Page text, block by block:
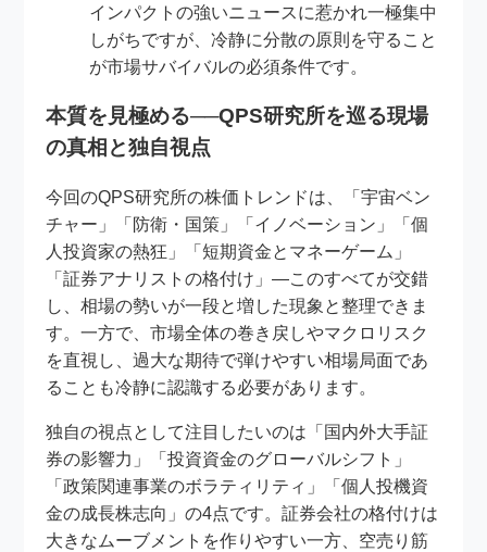
インパクトの強いニュースに惹かれ一極集中
しがちですが、冷静に分散の原則を守ること
が市場サバイバルの必須条件です。
本質を見極める──QPS研究所を巡る現場
の真相と独自視点
今回のQPS研究所の株価トレンドは、「宇宙ベン
チャー」「防衛・国策」「イノベーション」「個
人投資家の熱狂」「短期資金とマネーゲーム」
「証券アナリストの格付け」—このすべてが交錯
し、相場の勢いが一段と増した現象と整理できま
す。一方で、市場全体の巻き戻しやマクロリスク
を直視し、過大な期待で弾けやすい相場局面であ
ることも冷静に認識する必要があります。
独自の視点として注目したいのは「国内外大手証
券の影響力」「投資資金のグローバルシフト」
「政策関連事業のボラティリティ」「個人投機資
金の成長株志向」の4点です。証券会社の格付けは
大きなムーブメントを作りやすい一方、空売り筋